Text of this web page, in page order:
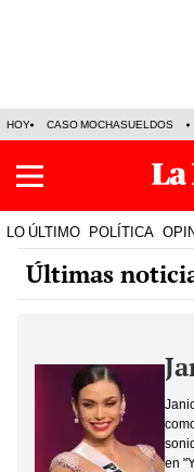
HOY CASO MOCHASUELDOS
LO ÚLTIMO POLÍTICA
Últimas
en